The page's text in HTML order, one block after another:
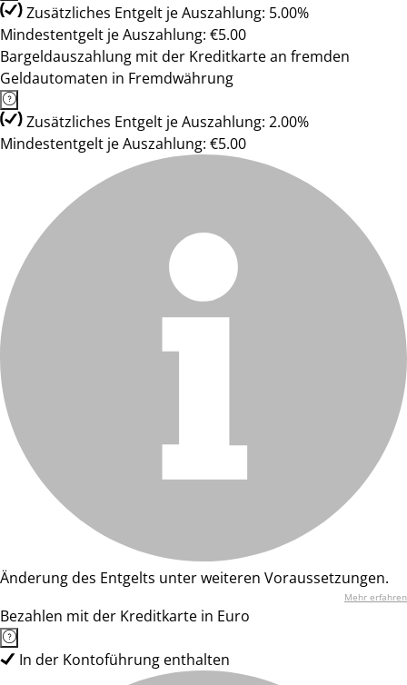
Zusätzliches Entgelt je Auszahlung: 5.00%
Mindestentgelt je Auszahlung: €5.00
Bargeldauszahlung mit der Kreditkarte an fremden
Geldautomaten in Fremdwährung
Zusätzliches Entgelt je Auszahlung: 2.00%
Mindestentgelt je Auszahlung: €5.00
Änderung des Entgelts unter weiteren Voraussetzungen.
Mehr erfahren
Bezahlen mit der Kreditkarte in Euro
In der Kontoführung enthalten